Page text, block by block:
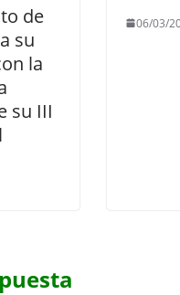
de
su
la
su III
06/03/